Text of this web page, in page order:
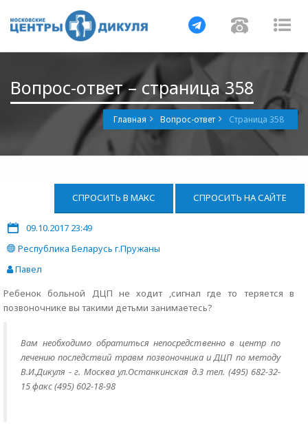
Навигация
Вопрос-ответ – страница 358
Главная Вопрос-ответ Страница 358
СПРОСИТЬ В МАКС СПРОСИТЬ НА САЙТЕ
09.10.2017 23:49
Республика Беларусь г.Пружаны
Павел
Ребенок больной ДЦП не ходит ,сигнал где то теряется в
позвоночнике вы такими детьми занимаетесь?
Вам необходимо обратиться непосредственно в центр по
лечению последствий травм позвоночника и ДЦП по методу
В.И.Дикуля - г. Москва ул.Останкинская д.3 тел. (495) 682-32-
15 факс (495) 602-18-98